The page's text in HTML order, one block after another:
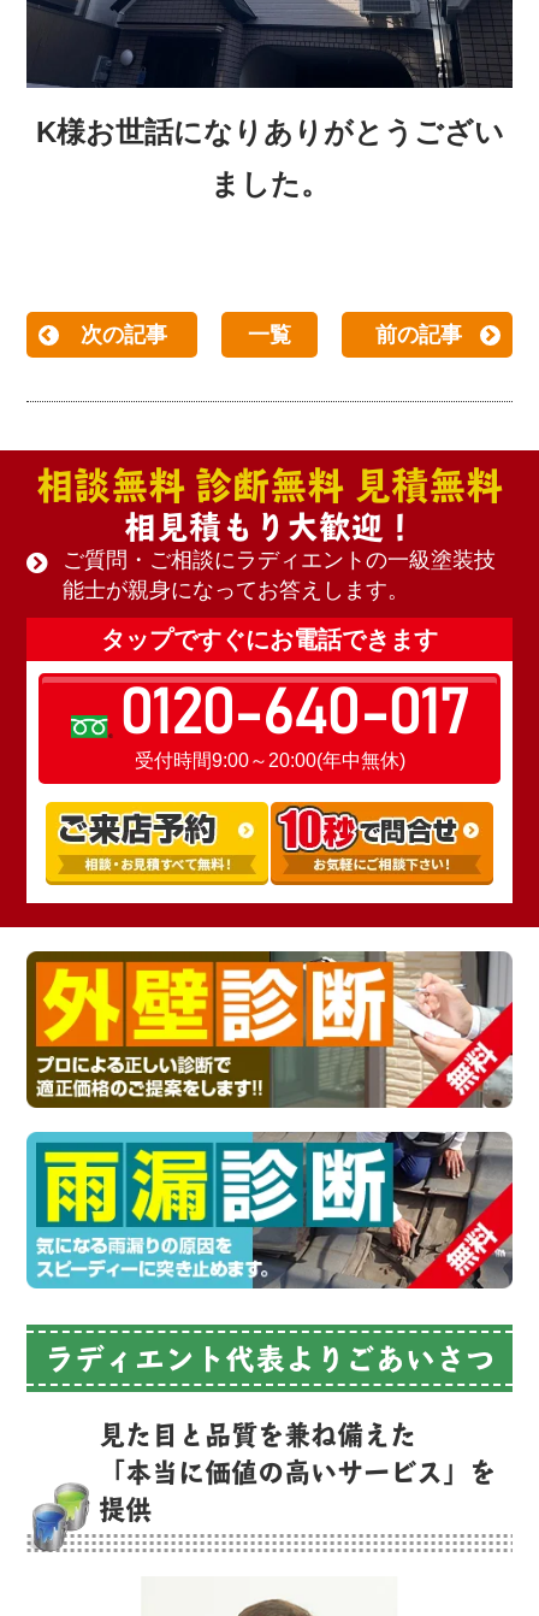
K様お世話になりありがとうござい
ました。
次の記事 一覧 前の記事
相談無料 診断無料 見積無料
相見積もり大歓迎！
ご質問・ご相談にラディエントの一級塗装技
能士が親身になってお答えします。
タップですぐにお電話できます
0120-640-017
受付時間9:00～20:00(年中無休)
ラディエント代表よりごあいさつ
見た目と品質を兼ね備えた
「本当に価値の高いサービス」を
提供